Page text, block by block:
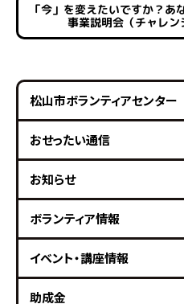
「今」を変えたいですか？あ
事業説明会（チャレン
松山市ボランティアセンター
おせったい通信
お知らせ
ボランティア情報
イベント・講座情報
助成金